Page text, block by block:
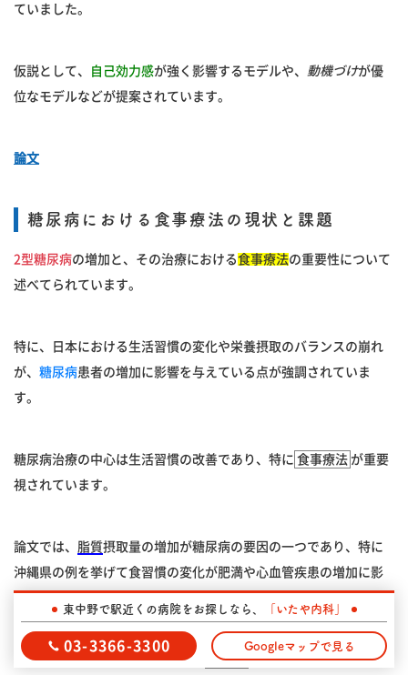
ていました。
仮説として、 自己効力感が強く影響するモデルや、 動機づけが優
位なモデルなどが提案されています。
論文
糖尿病における食事療法の現状と課題
2型糖尿病の増加と、その治療における食事療法の重要性について
述べてられています。
特に、日本における生活習慣の変化や栄養摂取のバランスの崩れ
が、 糖尿病患者の増加に影響を与えている点が強調されていま
す。
糖尿病治療の中心は生活習慣の改善であり、特に 食事療法 が重要
視されています。
論文では、 脂質摂取量の増加が糖尿病の要因の一つであり、特に
沖縄県の例を挙げて食習慣の変化が肥満や心血管疾患の増加に影
また、炭水化物摂取の適切な量や 栄養素 のバランスに関する議論
東中野で駅近くの病院をお探しなら、 「いたや内科」
03-3366-3300 Googleマップで見る